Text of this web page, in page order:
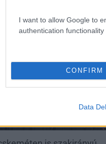
I want to allow Google to
authentication
CONFIRM
Data